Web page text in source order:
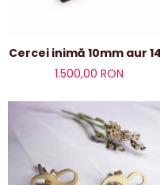
Cercei inimă 10mm aur
1.500,00 RON